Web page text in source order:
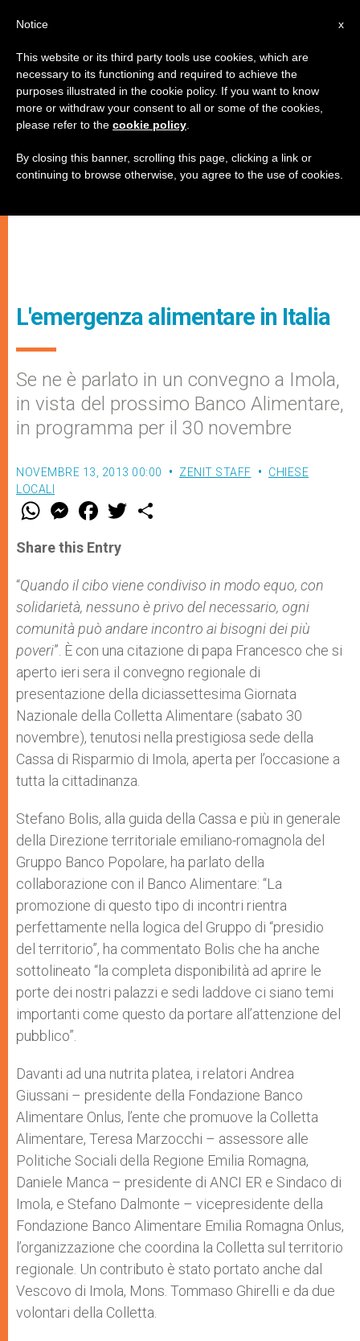
L'emergenza alimentare in Italia
Se ne è parlato in un convegno a Imola,
in vista del prossimo Banco Alimentare,
in programma per il 30 novembre
NOVEMBRE 13, 2013 00:00 ZENIT STAFF
CHIESE
LOCALI
W
t
s
p
p
M
e
s
e
g
e
r
F
a
e
b
o
k
w
r
Share this Entry
“Quando il cibo viene condiviso in modo equo, con
solidarietà, nessuno è privo del necessario, ogni
comunità può andare incontro ai bisogni dei più
poveri”. È con una citazione di papa Francesco che si
aperto ieri sera il convegno regionale di
presentazione della diciassettesima Giornata
Nazionale della Colletta Alimentare (sabato 30
novembre), tenutosi nella prestigiosa sede della
Cassa di Risparmio di Imola, aperta per l’occasione a
tutta la cittadinanza.
Stefano Bolis, alla guida della Cassa e più in generale
della Direzione territoriale emiliano-romagnola del
Gruppo Banco Popolare, ha parlato della
collaborazione con il Banco Alimentare: “La
promozione di questo tipo di incontri rientra
perfettamente nella logica del Gruppo di “presidio
del territorio”, ha commentato Bolis che ha anche
sottolineato “la completa disponibilità ad aprire le
porte dei nostri palazzi e sedi laddove ci siano temi
importanti come questo da portare all’attenzione del
pubblico”.
Davanti ad una nutrita platea, i relatori Andrea
Giussani – presidente della Fondazione Banco
Alimentare Onlus, l’ente che promuove la Colletta
Alimentare, Teresa Marzocchi – assessore alle
Politiche Sociali della Regione Emilia Romagna,
Daniele Manca – presidente di ANCI ER e Sindaco di
Imola, e Stefano Dalmonte – vicepresidente della
Fondazione Banco Alimentare Emilia Romagna Onlus,
l’organizzazione che coordina la Colletta sul territorio
regionale. Un contributo è stato portato anche dal
Vescovo di Imola, Mons. Tommaso Ghirelli e da due
volontari della Colletta.
x
Notice
This website or its third party tools use cookies, which are
necessary to its functioning and required to achieve the
purposes illustrated in the cookie policy. If you want to know
more or withdraw your consent to all or some of the cookies,
please refer to the cookie policy
By closing this banner, scrolling this page, clicking a link or
continuing to browse otherwise, you agree to the use of cookies.